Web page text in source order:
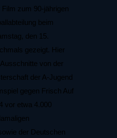
Film zum 90-jährigen
beim
den 15.
gezeigt. Hier
von der
der A-Jugend
gegen Frisch Auf
vor etwa 4.000
der Deutschen